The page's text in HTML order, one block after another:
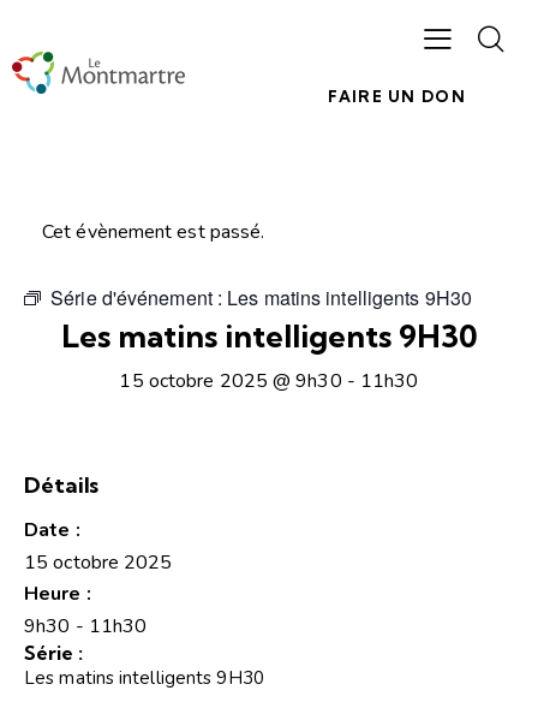
FAIRE UN DON
Cet évènement est passé.
Série d'événement : Les matins intelligents 9H30
Les matins intelligents 9H30
15 octobre 2025 @ 9h30 - 11h30
Détails
Date :
15 octobre 2025
Heure :
9h30 - 11h30
Série :
Les matins intelligents 9H30